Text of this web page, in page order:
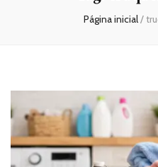
Página inicial/